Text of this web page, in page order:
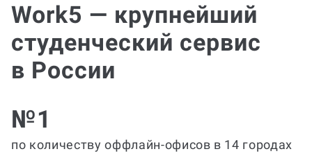
Work5 — крупнейший
студенческий сервис
в России
№1
по количеству оффлайн-офисов в 14 городах